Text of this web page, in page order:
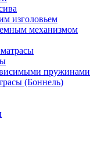
изголовьем
механизмом
пружинами
(Боннель)